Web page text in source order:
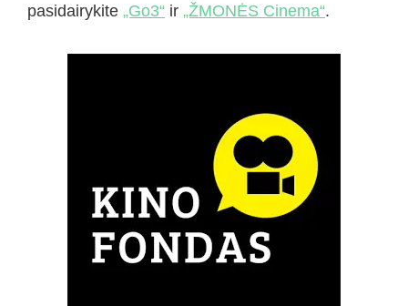
pasidairykite „Go3“ ir „ŽMONĖS Cinema“.